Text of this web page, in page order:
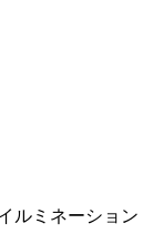
ルミネーション